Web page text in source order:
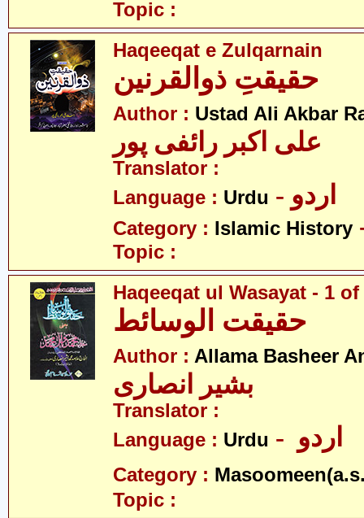
Topic :
Haqeeqat e Zulqarnain
حقیقتِ ذوالقرنین
Author : Ustad Ali Akbar
علی اکبر رائفی پور
Translator :
Language : Urdu - اردو
Category : Islamic History
Topic :
Haqeeqat ul Wasayat - 1 of
حقیقت الوسائط
Author : Allama Basheer
بشیر انصاری
Translator :
Language : Urdu
Category :
Topic :